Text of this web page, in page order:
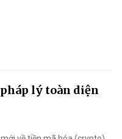
lý toàn diện